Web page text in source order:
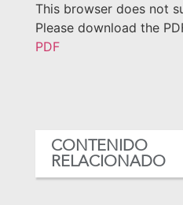
This browser does not
Please download the
PDF
CONTENIDO
RELACIONADO